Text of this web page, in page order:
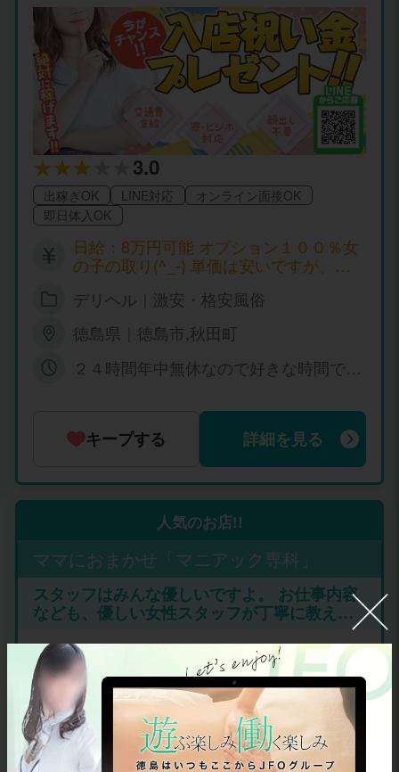
出稼ぎ＆体験入店の女性の方々が求人情
報を見て体験入店及び体験入店が終わっ
てもまた出稼ぎに来てくれてる状況です
♪ 魅力的の事はもちろん10日間で最低30
万円～50万円は稼いで帰れることと、細
かい規約、罰金、引かれもの物などなく
完全自由で伸び伸びと稼いで帰れると満
足されて帰っていただいてます♫ 短期・
期間限定でも体験入店される女性の方を
是非お待ちしております。 只今期間限定
で、お給料総取りキャンペーンをしてい
て稼げる金額は10日間で出勤時間にもよ
りますが平均最低35万円～50万円平均に
稼いで帰れます♪ ここ最近では10日間体
験入店が終わりまた数日後に来られた女
の子でタイミングがよく合計20日間で75
万円弱稼いで帰られました♫ 短期間で稼
ぎたい方とかには絶対的な自信をもって
てます♪ 素人の方、経験者の方、両方に
機会に！！ 稼げる額が超高額となってい
ますので是非期間限定中に体験入店す
る、しないに関係なく一度お問合せだけ
でもお待ちしております♪ また今までそ
こまで稼がなくても良いと言う体験姫も
過去いましたのでそう言う女性には本数
限定でお仕事をとることも大丈夫ですの
い場合があります！LINE・電話は早いで
す まずはお気軽にお問合せだけでもお待
ち致しております♪ ※夜21時以降のお問
合せは中々きずかない場合もありますの
でご了承くださいませ。 ※夜21時以降の
お問合せ電話番号は ↓↓↓ TEL090－447
2－7812 ※朝7時より～21時までのお問
合せは ↓↓↓ TEL 080-5664－5055 メー
ル kiken.jyouji@gmail.com LineID kiken.j
youj
9．9％ 本当に稼ぎたい女の子を緊急大募集し
ています。 当店は、24時間営業の為たえず電
話が鳴りまくり常態ですが女の子が全く足り
なくお客様にお断りする件数が毎日最低50本
～多い時だと150本位お断りしています
（泣）・・・・ ごめんなさい少しオーバーに
書きました（笑） だけど実際にお断りしてい
る数は本当に多いです どうか少しでもお断り
しなくて良いようにお力を貸してくださいm(.
_.)m 本当に稼げますよ！ 他県からの住み込み
希望もＯＫです(^0_0^) 他店で良く最低保証
とか言う話しを耳にしますが？当店では、そ
んな心配をする必要は、一切ございません(^_
-) 実際に体験入店してもらえれば一目瞭然…
(^_-) 何枚かの下着と何枚かの着替えだけ持っ
て来てくださいねぇ(^_-) もし当店に合わない
と感じたら何時でも退店してくれても大丈夫
です(^_-) 無理な引き止めは、しません(^_-)
《くるもの こばまず さるもの おわず》
が、当店経営者のもっとーう…です(^_-) 《ア
3.0
出稼ぎOK LINE対応
オンライン面接OK
即日体入OK
日給：8万円可能 オプション１００％女
の子の取り(^_-) 単価は安いですが、間
半端じゃ～ないから… それだけオプショ
ンでも稼げます(^_-) お給料１００万円
以上も嘘全くウソじゃありません！実際
稼いでいます！ 【給与例】 ※指名料は自
分で決められます Ａさん（基本コース）
本コース+指名料3000円に設定） 60分
9,000円もらえます。
デリヘル｜激安・格安風俗
徳島県｜徳島市,秋田町
２４時間年中無休なので好きな時間でO
キープする 詳細を見る
人気のお店!!
ママにおまかせ「マニアック専科」
スタッフはみんな優しいですよ。 お仕事内容
なども、優しい女性スタッフが丁寧に教えて
くれるので 初心者・未経験者でも心配は一切
いりません！
×